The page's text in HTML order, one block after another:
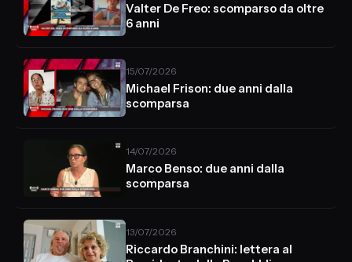
Valter De Freo: scomparso da oltre
6 anni
15/07/2026
Michael Frison: due anni dalla
scomparsa
14/07/2026
Marco Benso: due anni dalla
scomparsa
13/07/2026
Riccardo Branchini: lettera al